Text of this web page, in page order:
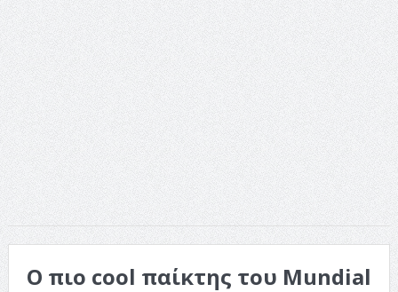
Τρία Βήματα Μπροστά για Σένα και την Επιχείρησή σου
Όψεις και Απόψεις
Αξίζει άραγε?
Ο πιο cool παίκτης του Mundial